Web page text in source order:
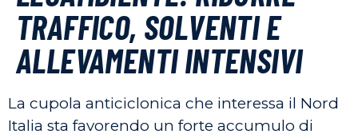
TRAFFICO, SOLVENTI E
ALLEVAMENTI INTENSIVI
La cupola anticiclonica che interessa il Nord
Italia sta favorendo un forte accumulo di